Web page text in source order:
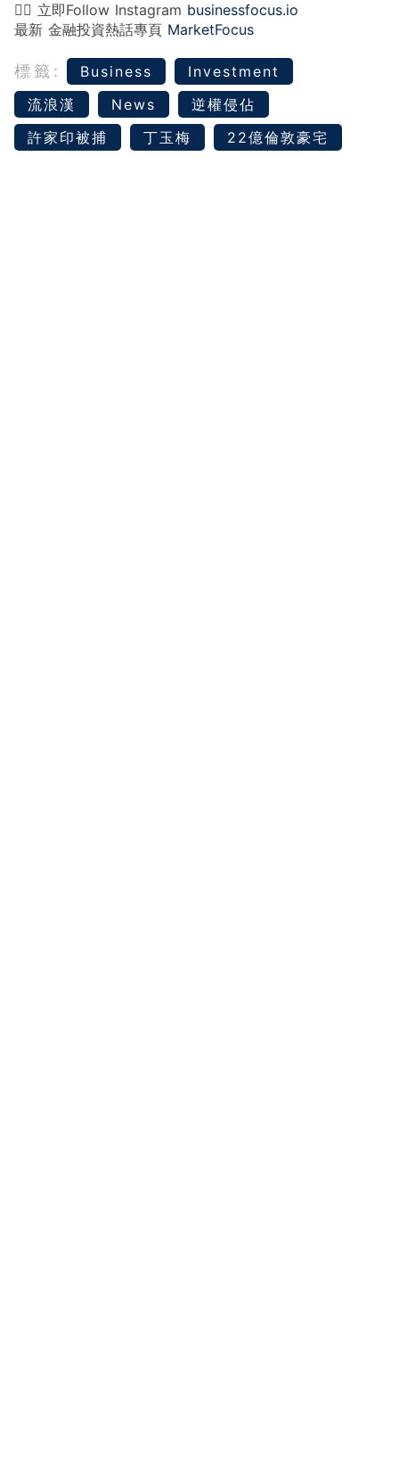
👉🏻 立即Follow Instagram businessfocus.io
最新 金融投資熱話專頁 MarketFocus
標籤: Business
Investment
流浪漢
News
逆權侵佔
許家印被捕
丁玉梅 22億倫敦豪宅